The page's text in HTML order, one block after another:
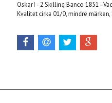
Oskar I - 2 Skilling Banco 1851 -
Kvalitet cirka 01/0, mindre märken,